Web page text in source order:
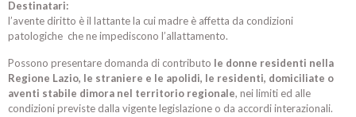
Destinatari:
l’avente diritto è il lattante la cui madre è affetta da condizioni
patologiche che ne impediscono l’allattamento.
Possono presentare domanda di contributo le donne residenti nella
Regione Lazio, le straniere e le apolidi, le residenti, domiciliate o
aventi stabile dimora nel territorio regionale, nei limiti ed alle
condizioni previste dalla vigente legislazione o da accordi interazionali.